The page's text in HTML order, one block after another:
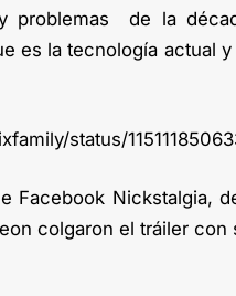
problemas de la
es la tecnología actual
status/
Facebook Nickstalgia,
colgaron el tráiler con